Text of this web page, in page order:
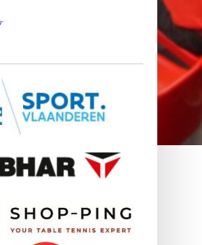
over Instructies Nationale Interclub